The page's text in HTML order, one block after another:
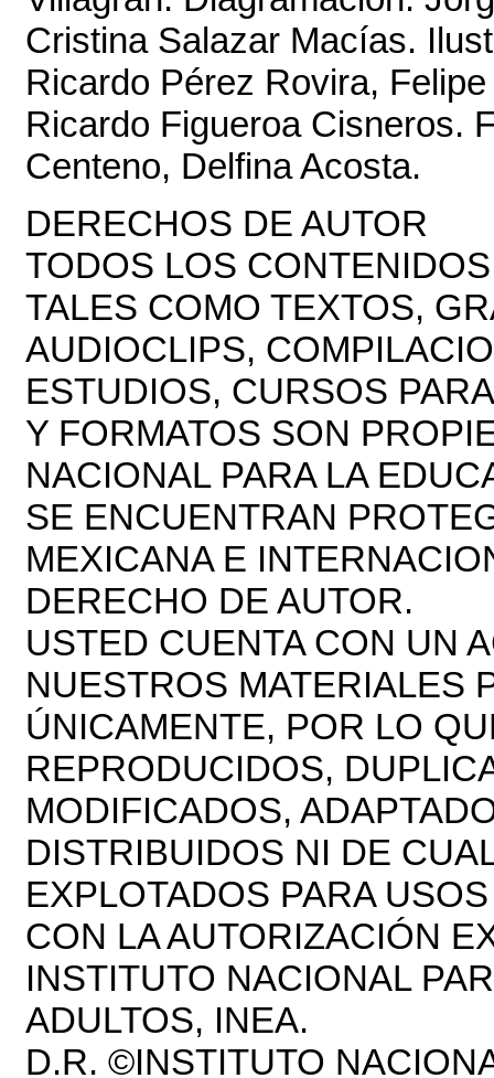
Cristina Salazar Macías.
Ricardo Pérez Rovira,
Ricardo Figueroa Cisneros.
Centeno, Delfina Acosta.
DERECHOS DE AUTOR
TODOS LOS
TALES COMO TEXTOS,
AUDIOCLIPS,
ESTUDIOS, CURSOS
Y FORMATOS SON
NACIONAL PARA LA
SE ENCUENTRAN
MEXICANA E
DERECHO DE AUTOR.
USTED CUENTA CON UN
NUESTROS MATERIALES
ÚNICAMENTE, POR LO
REPRODUCIDOS,
MODIFICADOS,
DISTRIBUIDOS NI DE
EXPLOTADOS PARA
CON LA AUTORIZACIÓN
INSTITUTO NACIONAL
ADULTOS, INEA.
D.R. ©INSTITUTO